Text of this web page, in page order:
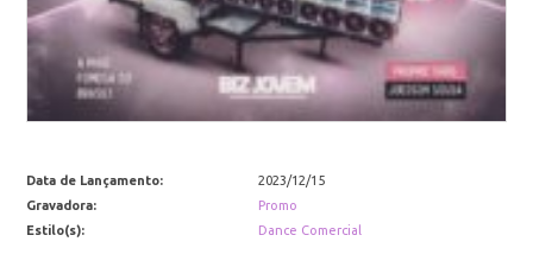
Data de Lançamento:
2023/12/15
Gravadora:
Promo
Estilo(s):
Dance Comercial